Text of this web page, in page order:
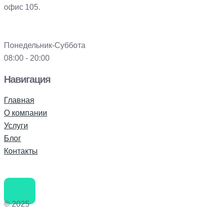
офис 105.
Понедельник-Суббота
08:00 - 20:00
Навигация
Главная
О компании
Услуги
Блог
Контакты
© 2025